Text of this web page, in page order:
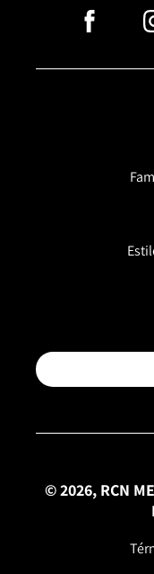
© 2026, RCN